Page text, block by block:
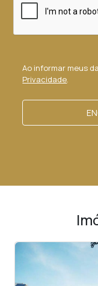
Ao informar meus
Privacidade.
< <